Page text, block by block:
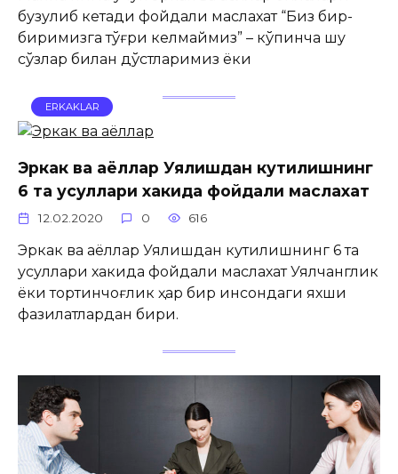
бузулиб кетади фойдали маслахат “Биз бир-
биримизга тўғри келмаймиз” – кўпинча шу
сўзлар билан дўстларимиз ёки
ERKAKLAR
Эркак ва аёллар Уялишдан кутилишнинг
6 та усуллари хакида фойдали маслахат
12.02.2020 0 616
Эркак ва аёллар Уялишдан кутилишнинг 6 та
усуллари хакида фойдали маслахат Уялчанглик
ёки тортинчоғлик ҳар бир инсондаги яхши
фазилатлардан бири.